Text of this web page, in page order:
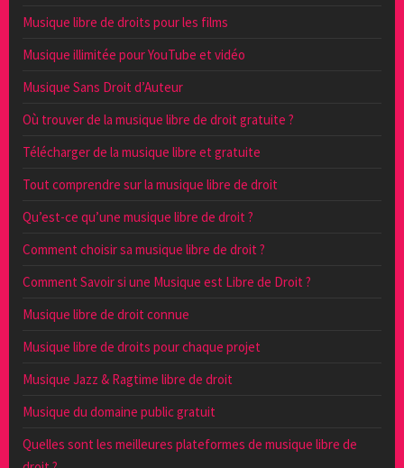
Musique libre de droits pour les films
Musique illimitée pour YouTube et vidéo
Musique Sans Droit d’Auteur
Où trouver de la musique libre de droit gratuite ?
Télécharger de la musique libre et gratuite
Tout comprendre sur la musique libre de droit
Qu’est-ce qu’une musique libre de droit ?
Comment choisir sa musique libre de droit ?
Comment Savoir si une Musique est Libre de Droit ?
Musique libre de droit connue
Musique libre de droits pour chaque projet
Musique Jazz & Ragtime libre de droit
Musique du domaine public gratuit
Quelles sont les meilleures plateformes de musique libre de